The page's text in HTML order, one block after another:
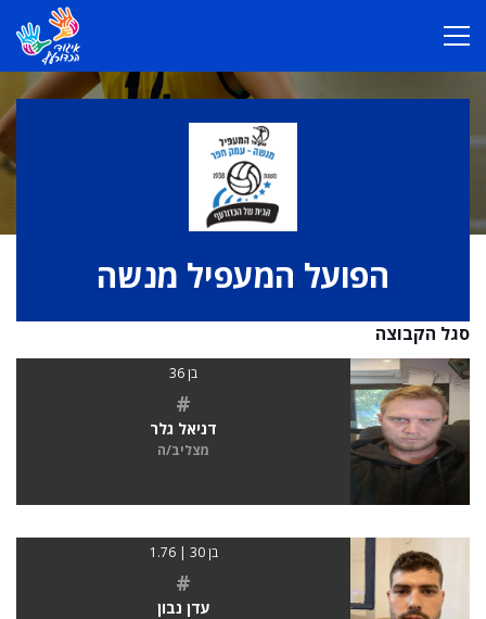
הפועל המעפיל מנשה
סגל הקבוצה
בן 36
#
דניאל גלר
מצליב/ה
בן 30 | 1.76
#
עדן נבון